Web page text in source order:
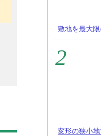
敷地を最大
変形の狭小